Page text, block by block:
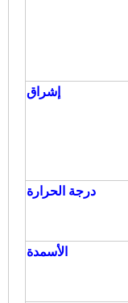
إشراق
درجة الحرارة
الأسمدة